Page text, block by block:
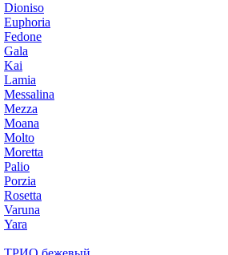
Dioniso
Euphoria
Fedone
Gala
Kai
Lamia
Messalina
Mezza
Moana
Molto
Moretta
Palio
Porzia
Rosetta
Varuna
Yara